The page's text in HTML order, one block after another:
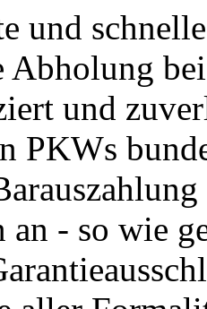
und
Abholung
und
PKWs
- so wie